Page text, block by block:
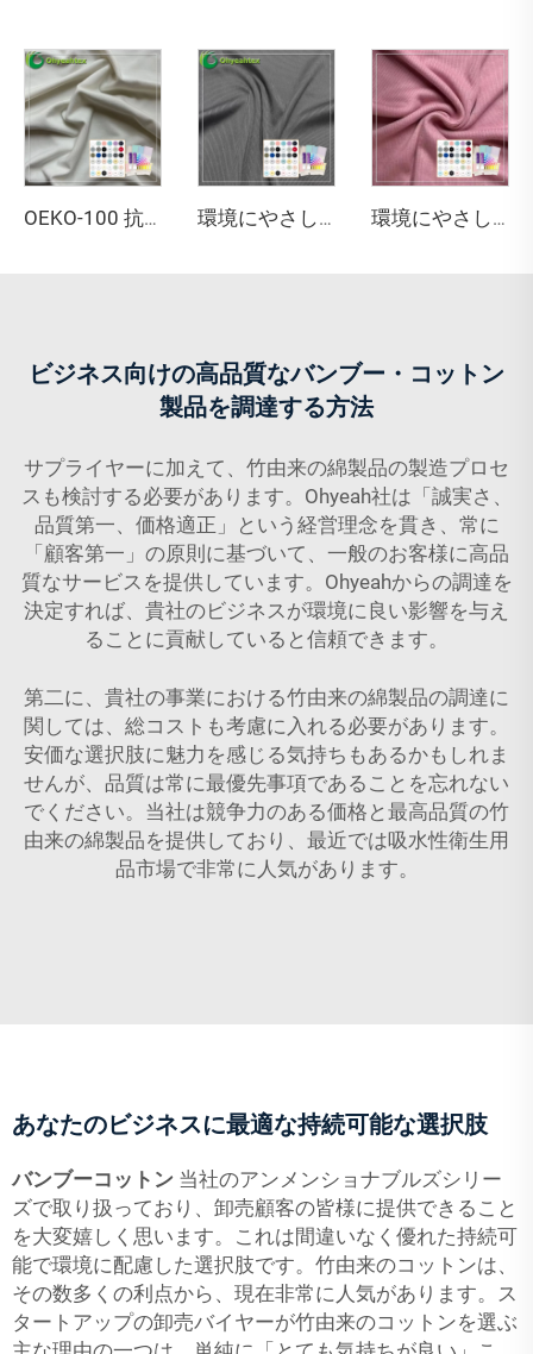
OEKO-100 抗菌防臭 ストレッチ素材 70% バンブー・リオセル 23% キトサン 7% スパンデックス ジャージ生地（Tシャツ用） 環境にやさしい100%バンブーファイバー 290GSM 通気性 2*2リブ生地 Tシャツ・アクティブウェア用 環境にやさしい350gsm ニット 2*2リブ生地 67% バンブー 28% アクリル 5% スパンデックス 高品質バンブーファイバー生地
ビジネス向けの高品質なバンブー・コットン
製品を調達する方法
サプライヤーに加えて、竹由来の綿製品の製造プロセ
スも検討する必要があります。Ohyeah社は「誠実さ、
品質第一、価格適正」という経営理念を貫き、常に
「顧客第一」の原則に基づいて、一般のお客様に高品
質なサービスを提供しています。Ohyeahからの調達を
決定すれば、貴社のビジネスが環境に良い影響を与え
ることに貢献していると信頼できます。
第二に、貴社の事業における竹由来の綿製品の調達に
関しては、総コストも考慮に入れる必要があります。
安価な選択肢に魅力を感じる気持ちもあるかもしれま
せんが、品質は常に最優先事項であることを忘れない
でください。当社は競争力のある価格と最高品質の竹
由来の綿製品を提供しており、最近では吸水性衛生用
品市場で非常に人気があります。
あなたのビジネスに最適な持続可能な選択肢
バンブーコットン 当社のアンメンショナブルズシリー
ズで取り扱っており、卸売顧客の皆様に提供できること
を大変嬉しく思います。これは間違いなく優れた持続可
能で環境に配慮した選択肢です。竹由来のコットンは、
その数多くの利点から、現在非常に人気があります。ス
タートアップの卸売バイヤーが竹由来のコットンを選ぶ